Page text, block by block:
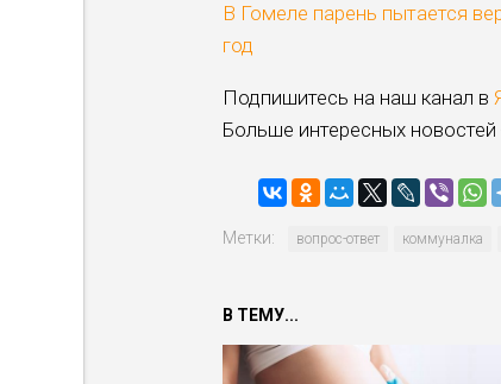
В Гомеле парень пытается
год
Подпишитесь на наш канал в
Больше интересных
Метки: вопрос-ответ коммуналка
В ТЕМУ...